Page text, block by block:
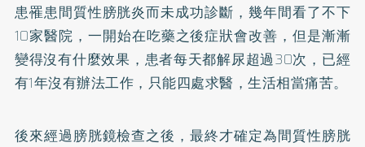
患罹患間質性膀胱炎而未成功診斷，幾年間看了不下
10家醫院，一開始在吃藥之後症狀會改善，但是漸漸
變得沒有什麼效果，患者每天都解尿超過30次，已經
有1年沒有辦法工作，只能四處求醫，生活相當痛苦。
後來經過膀胱鏡檢查之後，最終才確定為間質性膀胱